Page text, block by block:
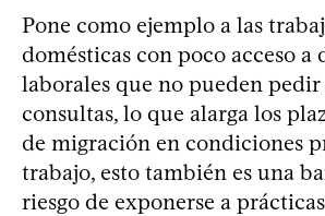
Pone como ejemplo a las
domésticas con poco acceso a
laborales que no pueden pedir
consultas, lo que alarga los
de migración en condiciones
trabajo, esto también es una
riesgo de exponerse a